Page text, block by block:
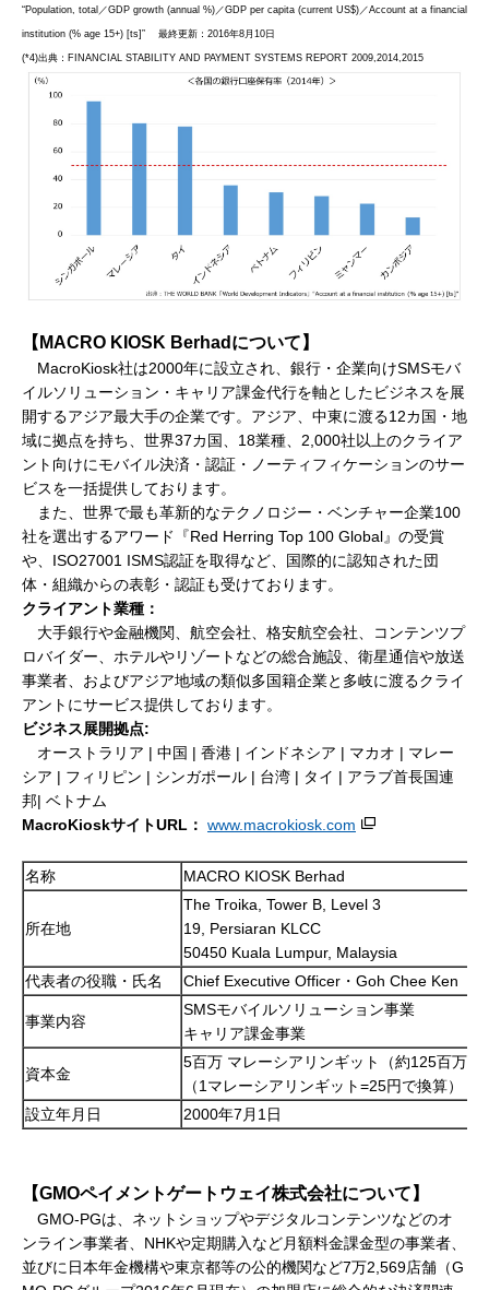
“Population, total／GDP growth (annual %)／GDP per capita (current US$)／Account at a financial
institution (% age 15+) [ts]” 最終更新：2016年8月10日
(*4)出典：FINANCIAL STABILITY AND PAYMENT SYSTEMS REPORT 2009,2014,2015
【MACRO KIOSK Berhadについて】
MacroKiosk社は2000年に設立され、銀行・企業向けSMSモバ
イルソリューション・キャリア課金代行を軸としたビジネスを展
開するアジア最大手の企業です。アジア、中東に渡る12カ国・地
域に拠点を持ち、世界37カ国、18業種、2,000社以上のクライア
ント向けにモバイル決済・認証・ノーティフィケーションのサー
ビスを一括提供しております。
また、世界で最も革新的なテクノロジー・ベンチャー企業100
社を選出するアワード『Red Herring Top 100 Global』の受賞
や、ISO27001 ISMS認証を取得など、国際的に認知された団
体・組織からの表彰・認証も受けております。
クライアント業種：
大手銀行や金融機関、航空会社、格安航空会社、コンテンツプ
ロバイダー、ホテルやリゾートなどの総合施設、衛星通信や放送
事業者、およびアジア地域の類似多国籍企業と多岐に渡るクライ
アントにサービス提供しております。
ビジネス展開拠点:
オーストラリア | 中国 | 香港 | インドネシア | マカオ | マレー
シア | フィリピン | シンガポール | 台湾 | タイ | アラブ首長国連
邦| ベトナム
MacroKioskサイトURL： www.macrokiosk.com
名称 MACRO KIOSK Berhad
所在地
The Troika, Tower B, Level 3
19, Persiaran KLCC
50450 Kuala Lumpur, Malaysia
代表者の役職・氏名
Chief Executive Officer・Goh Chee Ken
事業内容
SMSモバイルソリューション事業
キャリア課金事業
資本金
5百万 マレーシアリンギット（約125百万
（1マレーシアリンギット=25円で換算）
設立年月日
2000年7月1日
【GMOペイメントゲートウェイ株式会社について】
GMO-PGは、ネットショップやデジタルコンテンツなどのオ
ンライン事業者、NHKや定期購入など月額料金課金型の事業者、
並びに日本年金機構や東京都等の公的機関など7万2,569店舗（G